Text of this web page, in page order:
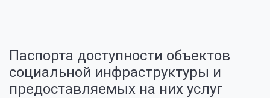
Паспорта доступности объектов
социальной инфраструктуры и
предоставляемых на них услуг